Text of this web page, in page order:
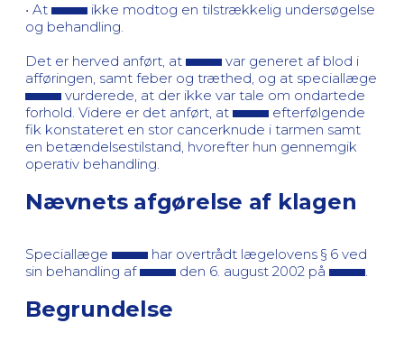
• At
ikke modtog en tilstrækkelig undersøgelse
og behandling.
Det er herved anført, at
var generet af blod i
afføringen, samt feber og træthed, og at speciallæge
vurderede, at der ikke var tale om ondartede
forhold. Videre er det anført, at
efterfølgende
fik konstateret en stor cancerknude i tarmen samt
en betændelsestilstand, hvorefter hun gennemgik
operativ behandling.
Nævnets afgørelse af klagen
Speciallæge
har overtrådt lægelovens § 6 ved
sin behandling af
den 6. august 2002 på
Begrundelse